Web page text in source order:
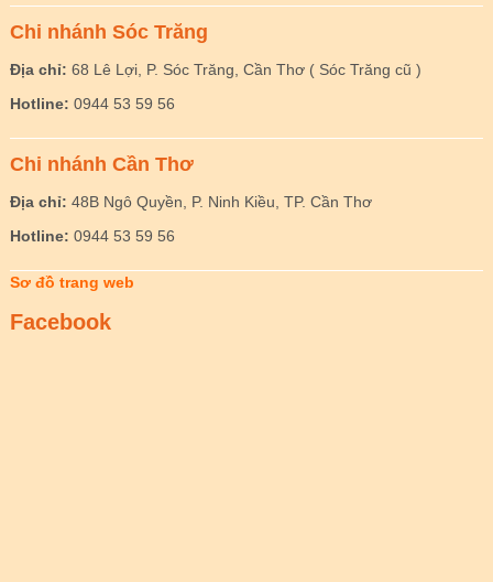
Chi nhánh Sóc Trăng
Địa chỉ: 68 Lê Lợi, P. Sóc Trăng, Cần Thơ ( Sóc Trăng cũ )
Hotline: 0944 53 59 56
Chi nhánh Cần Thơ
Địa chỉ: 48B Ngô Quyền, P. Ninh Kiều, TP. Cần Thơ
Hotline: 0944 53 59 56
Sơ đồ trang web
Facebook